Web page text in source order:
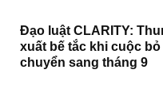
Đạo luật CLARITY:
xuất bế tắc khi cuộc
chuyển sang tháng 9